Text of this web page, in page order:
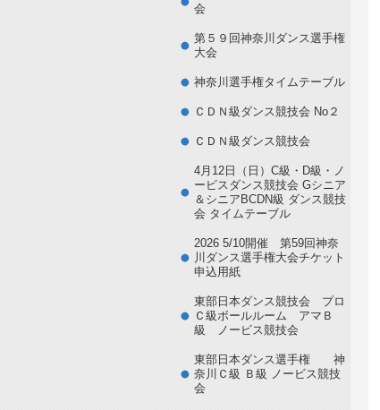
会
第５９回神奈川ダンス選手権
大会
神奈川選手権タイムテーブル
ＣＤＮ級ダンス競技会 No２
ＣＤＮ級ダンス競技会
4月12日（日）C級・D級・ノ
ービスダンス競技会 Gシニア
＆シニアBCDN級 ダンス競技
会 タイムテーブル
2026 5/10開催 第59回神奈
川ダンス選手権大会チケット
申込用紙
東部日本ダンス競技会 プロ
Ｃ級ボールルーム アマＢ
級 ノービス競技会
東部日本ダンス選手権 神
奈川Ｃ級 Ｂ級 ノービス競技
会